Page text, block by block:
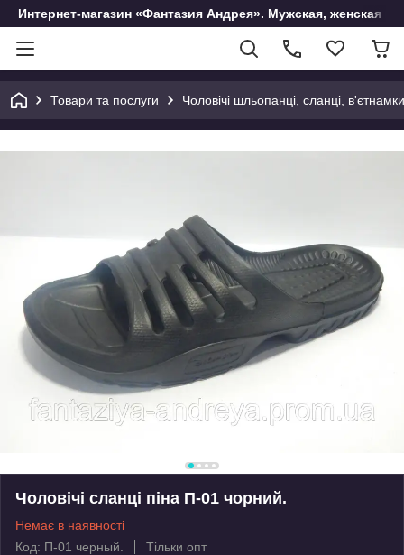
Интернет-магазин «Фантазия Андрея». Мужская, женская и
Товари та послуги Чоловічі шльопанці, сланці,
Чоловічі сланці піна П-01 чорний.
Немає в наявності
Код: П-01 черный.
Тільки опт